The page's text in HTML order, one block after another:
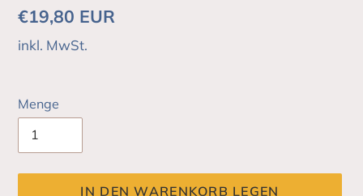
Normaler
Preis
€19,80 EUR
inkl. MwSt.
Menge
IN DEN WARENKORB LEGEN